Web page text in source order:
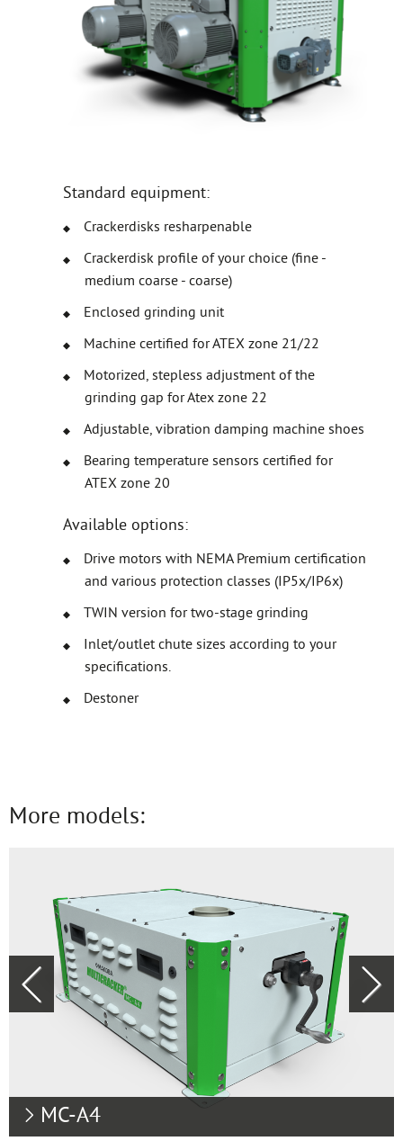
Standard equipment:
Crackerdisks resharpenable
Crackerdisk profile of your choice (fine -
medium coarse - coarse)
Enclosed grinding unit
Machine certified for ATEX zone 21/22
Motorized, stepless adjustment of the
grinding gap for Atex zone 22
Adjustable, vibration damping machine shoes
Bearing temperature sensors certified for
ATEX zone 20
Available options:
Drive motors with NEMA Premium certification
and various protection classes (IP5x/IP6x)
TWIN version for two-stage grinding
Inlet/outlet chute sizes according to your
specifications.
Destoner
More models:
MC-A4